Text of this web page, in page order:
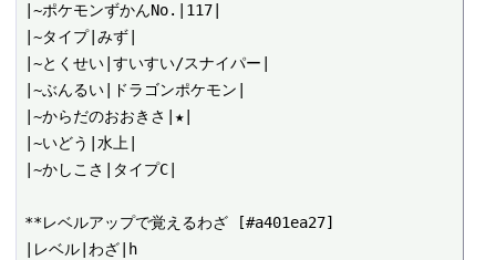
|~ポケモンずかんNo.|117|
|~タイプ|みず|
|~とくせい|すいすい/スナイパー|
|~ぶんるい|ドラゴンポケモン|
|~からだのおおきさ|★|
|~いどう|水上|
|~かしこさ|タイプC|
**レベルアップで覚えるわざ [#a401ea27]
|レベル|わざ|h